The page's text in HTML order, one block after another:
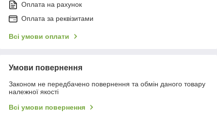
Оплата на рахунок
Оплата за реквізитами
Всі умови оплати
Умови повернення
Законом не передбачено повернення та обмін даного товару
належної якості
Всі умови повернення